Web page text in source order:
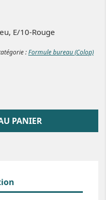
E/10-Rouge
:Formule bureau (Colop)
PANIER